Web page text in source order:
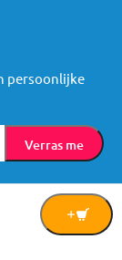
In
persoonlijke
Verras me
Loes & Kids B.V.